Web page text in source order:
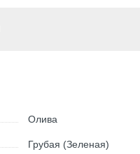
Олива
Грубая (Зеленая)